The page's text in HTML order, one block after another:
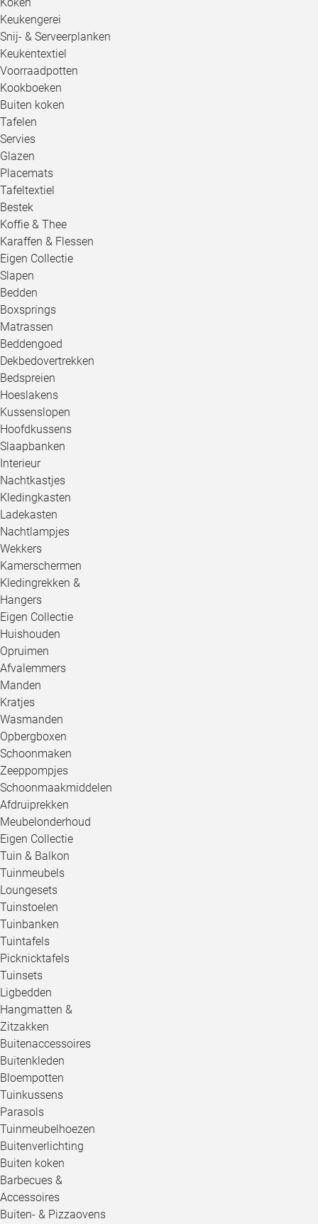
Keukengerei
Snij- & Serveerplanken
Keukentextiel
Voorraadpotten
Kookboeken
Buiten koken
Tafelen
Servies
Glazen
Placemats
Tafeltextiel
Bestek
Koffie & Thee
Karaffen & Flessen
Eigen Collectie
Slapen
Bedden
Boxsprings
Matrassen
Beddengoed
Dekbedovertrekken
Bedspreien
Hoeslakens
Kussenslopen
Hoofdkussens
Slaapbanken
Interieur
Nachtkastjes
Kledingkasten
Ladekasten
Nachtlampjes
Wekkers
Kamerschermen
Kledingrekken &
Hangers
Eigen Collectie
Huishouden
Opruimen
Afvalemmers
Manden
Kratjes
Wasmanden
Opbergboxen
Schoonmaken
Zeeppompjes
Schoonmaakmiddelen
Afdruiprekken
Meubelonderhoud
Eigen Collectie
Tuin & Balkon
Tuinmeubels
Loungesets
Tuinstoelen
Tuinbanken
Tuintafels
Picknicktafels
Tuinsets
Ligbedden
Hangmatten &
Zitzakken
Buitenaccessoires
Buitenkleden
Bloempotten
Tuinkussens
Parasols
Tuinmeubelhoezen
Buitenverlichting
Buiten koken
Barbecues &
Accessoires
Buiten- & Pizzaovens